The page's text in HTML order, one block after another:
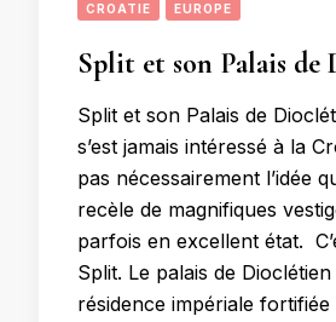
CROATIE EUROPE
Split et son Palais de
Split et son Palais de
s’est jamais intéressé à la
pas nécessairement l’idée
recèle de magnifiques
parfois en excellent état.
Split. Le palais de
résidence impériale